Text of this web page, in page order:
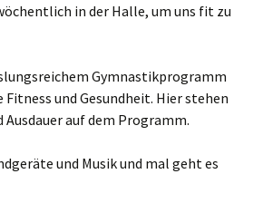
in der Halle, um uns fit zu
Gymnastikprogramm
und Gesundheit. Hier stehen
Ausdauer auf dem Programm.
und Musik und mal geht es